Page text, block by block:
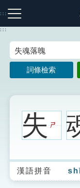
到
主
:::
注音索引圖示
生字詞彙表
:::
詞條檢索
失ㄕ
漢語拼音